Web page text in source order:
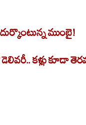
ముంబై!
కళ్లు కూడా